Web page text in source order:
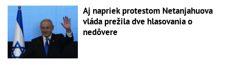
Aj napriek protestom Netanjahuova
vláda prežila dve hlasovania o
nedôvere